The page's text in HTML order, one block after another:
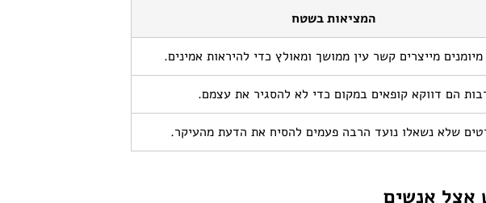
המציאות בשטח
מייצרים קשר עין ממושך ומאולץ כדי להיראות אמינים.
הם דווקא קופאים במקום כדי לא להסגיר את עצמם.
שלא נשאלו נועד הרבה פעמים להסיח את הדעת מהעיקר.